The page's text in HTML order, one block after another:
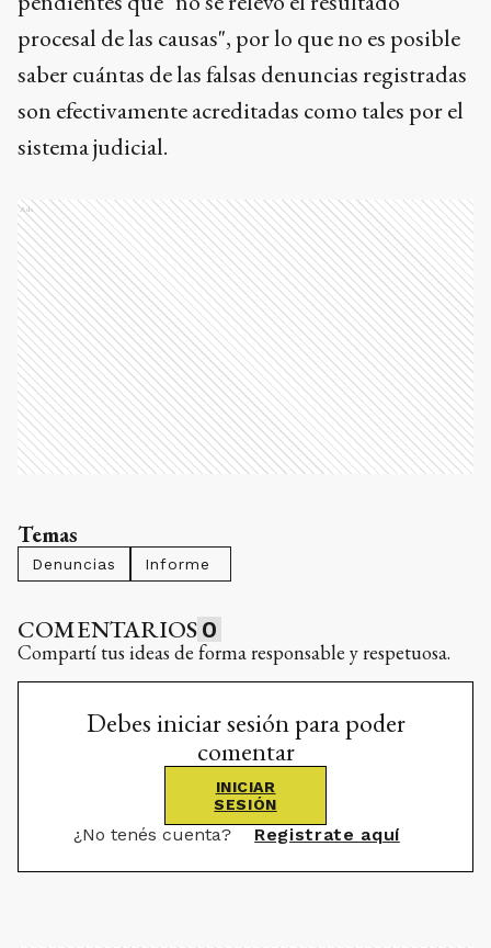
procesal de las causas", por lo que no es posible
saber cuántas de las falsas denuncias registradas
son efectivamente acreditadas como tales por el
sistema judicial.
Ads
Temas
Denuncias Informe
COMENTARIOS 0
Compartí tus ideas de forma responsable y respetuosa.
Debes iniciar sesión para poder
comentar
INICIAR
SESIÓN
¿No tenés cuenta? Registrate aquí